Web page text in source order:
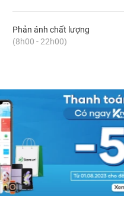
Phản ánh chất lượng
(8h00 - 22h00)